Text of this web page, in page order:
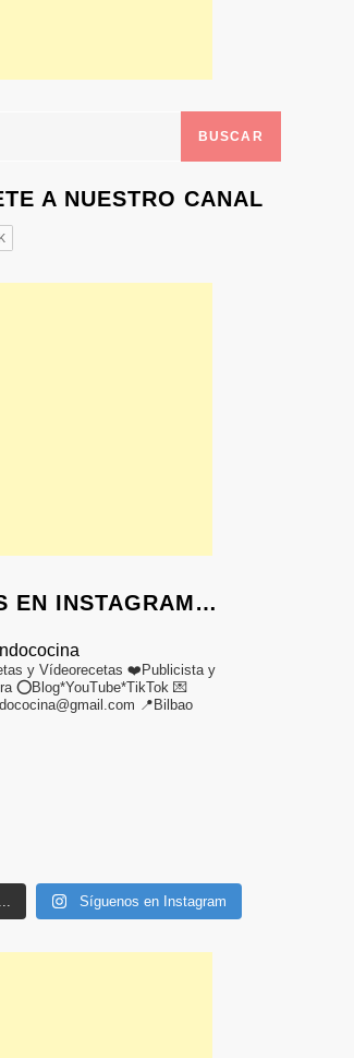
A NUESTRO CANAL
EN INSTAGRAM…
y Vídeorecetas ❤️Publicista y
⭕Blog*YouTube*TikTok💌
📍Bilbao
Síguenos en Instagram